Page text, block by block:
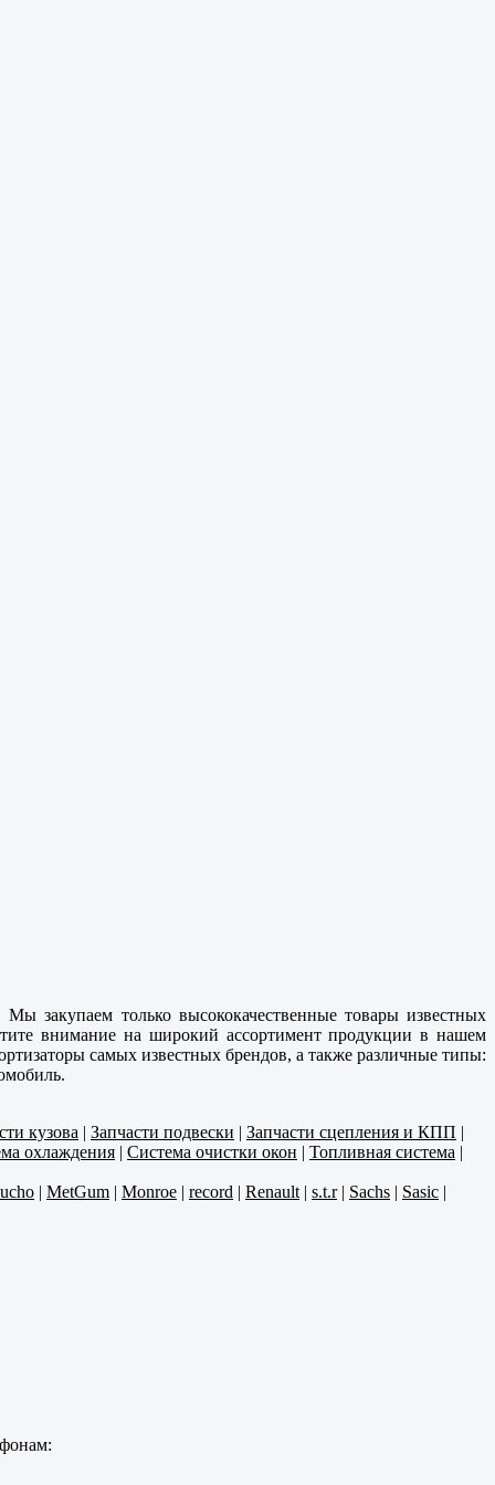
закупаем только высококачественные товары известных
внимание на широкий ассортимент продукции в нашем
самых известных брендов, а также различные типы:
кузова | Запчасти подвески | Запчасти сцепления и КПП |
охлаждения | Система очистки окон | Топливная система |
| MetGum | Monroe | record | Renault | s.t.r| Sachs | Sasic |